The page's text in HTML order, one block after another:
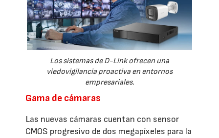
Los sistemas de D-Link ofrecen una
viedovigilancia proactiva en entornos
empresariales.
Gama de cámaras
Las nuevas cámaras cuentan con sensor
CMOS progresivo de dos megapíxeles para la